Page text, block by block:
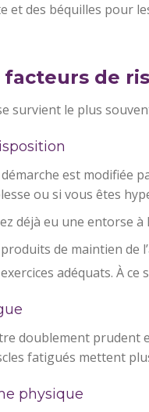
et des béquilles pour
facteurs de
survient le plus
est modifiée
ou si vous êtes
déjà eu une entorse
de maintien de
adéquats. À
doublement prudent
fatigués mettent
physique